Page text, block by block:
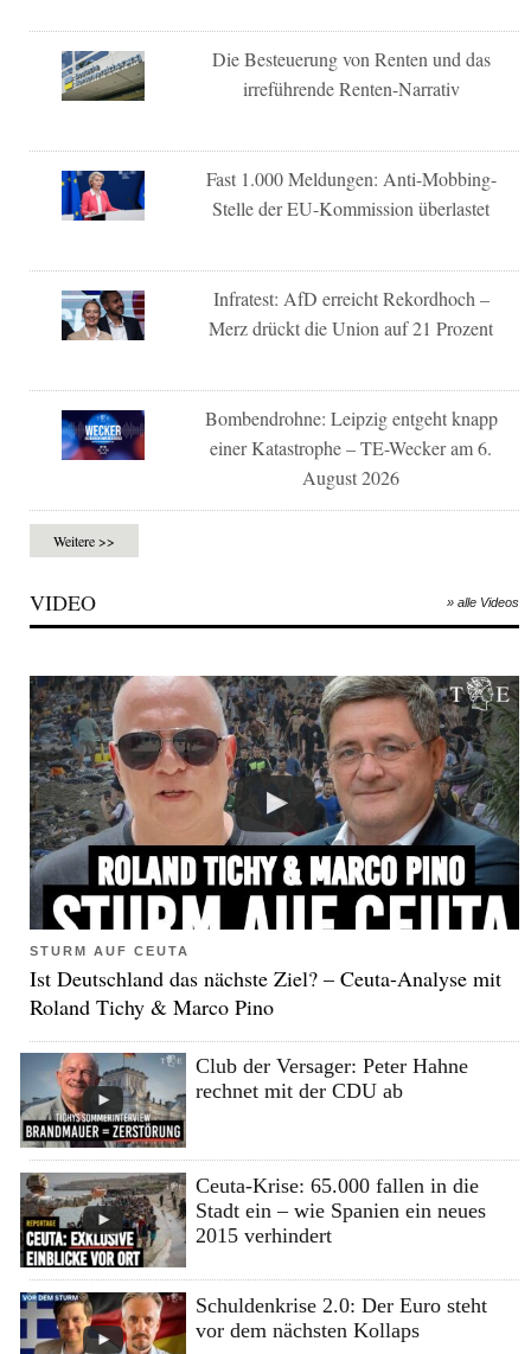
Die Besteuerung von Renten und das
irreführende Renten-Narrativ
Fast 1.000 Meldungen: Anti-Mobbing-
Stelle der EU-Kommission überlastet
Infratest: AfD erreicht Rekordhoch –
Merz drückt die Union auf 21 Prozent
Bombendrohne: Leipzig entgeht knapp
einer Katastrophe – TE-Wecker am 6.
August 2026
Weitere >>
VIDEO » alle Videos
STURM AUF CEUTA
Ist Deutschland das nächste Ziel? – Ceuta-Analyse mit
Roland Tichy & Marco Pino
Club der Versager: Peter Hahne
rechnet mit der CDU ab
Ceuta-Krise: 65.000 fallen in die
Stadt ein – wie Spanien ein neues
2015 verhindert
Schuldenkrise 2.0: Der Euro steht
vor dem nächsten Kollaps